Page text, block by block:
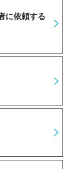
に依頼する